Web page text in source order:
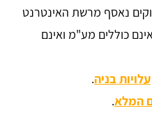
נאסף מרשת האינטרנט
כוללים מע"מ ואינם
עלויות בניה.
המלא.